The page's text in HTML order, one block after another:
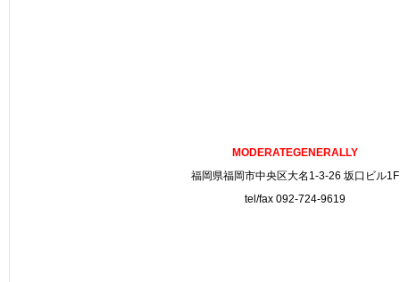
MODERATEGENERALLY
福岡県福岡市中央区大名1-3-26 坂口ビル1F
tel/fax 092-724-9619